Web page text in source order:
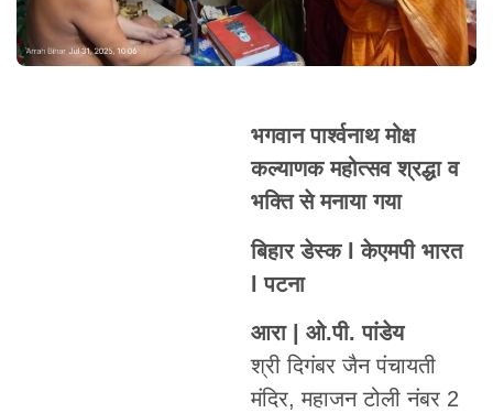
भगवान पार्श्वनाथ मोक्ष
कल्याणक महोत्सव श्रद्धा व
भक्ति से मनाया गया
बिहार डेस्क l केएमपी भारत
l पटना
आरा | ओ.पी. पांडेय
श्री दिगंबर जैन पंचायती
मंदिर, महाजन टोली नंबर 2